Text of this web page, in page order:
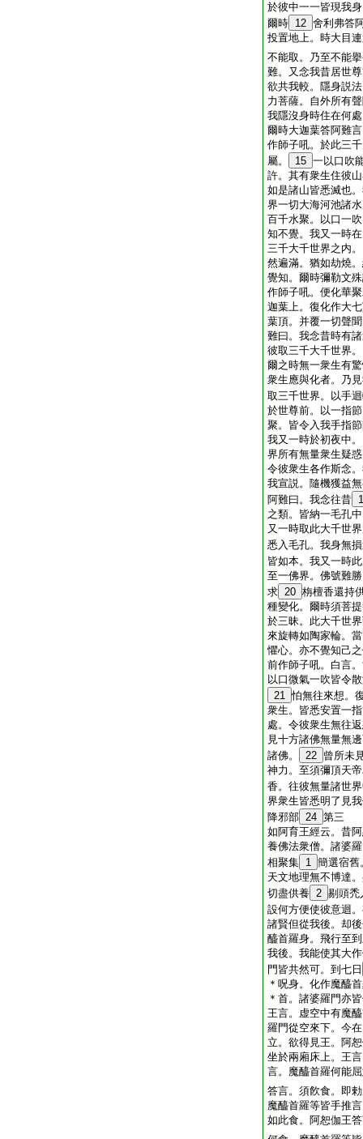
於彼中一一皆現我
爾時 12 舍利弗答
投置地上。時大目
不能取。乃至不能
難。又念我昔居世
欲共我較。隱身説
力菩薩。自外所有
我隱沒身時住在何
爾時大迦葉答阿難
作師子吼。於此三
屬。
15 一以口吹
許。其有衆生住彼
如是諸山皆悉滅也
界一切大海河池諸
百千水聚。以口一
知不覺。我又一時
三千大千世界之内
然遍滿。猶如劫燒
覺知。爾時彌勒文
作師子吼。便化華
迦葉上。復化作大
葉頂。并覆一切聲
難曰。我念昔時有
彼取三千大千世界
爾之時無一衆生有
衆生應與化者。乃
取三千世界。以手
於世尊前。以一指
聚。皆令入我手指
我又一時於初夜中
界所有無量衆生疑
令彼衆生各作斯念
我宣説。隨機獲益
阿難曰。我念往昔
之類。皆納一毛孔
又一時取此大千世
悉入毛孔。我身無
皆如本。我又一時
至一佛界。佛號難
求 20 栴檀香還持
種變化。爾時須菩
於三昧。此大千世
來旋轉如陶家輪。
懼心。亦不覺知己
前作師子吼。白言
以口微氣一吹皆令
21 怕無往來想。
衆生。皆悉安置一
處。令彼衆生無往
見十方諸佛無量無
諸佛。
22 曾所未
神力。至須彌頂天
香。往彼無量諸世
界衆生皆悉明了見
降邪部 24 第三
如阿育王經云。昔
養佛法衆僧。諸婆
相聚集 1 簡選宿舊
天文地理無不博達
切盡供養 2 剔頭禿
設何方便使彼意迴
諸賢但從我後。却
醯首羅身。飛行至
我後。我能使其大
門皆共然可。到七日
＊呪身。化作魔醯
＊首。諸婆羅門亦
王言。虚空中有魔
羅門從空來下。今
立。欲得見王。阿
坐於兩廂床上。王
言。魔醯首羅何能
答言。須飮食。即
魔醯首羅等皆手推
如此食。阿恕伽王